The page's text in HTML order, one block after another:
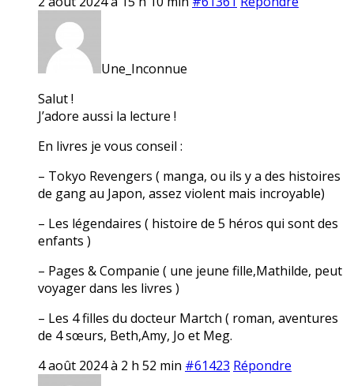
Une_Inconnue
Salut !
J’adore aussi la lecture !
En livres je vous conseil :
– Tokyo Revengers ( manga, ou ils y a des histoires
de gang au Japon, assez violent mais incroyable)
– Les légendaires ( histoire de 5 héros qui sont des
enfants )
– Pages & Companie ( une jeune fille,Mathilde, peut
voyager dans les livres )
– Les 4 filles du docteur Martch ( roman, aventures
de 4 sœurs, Beth,Amy, Jo et Meg.
4 août 2024 à 2 h 52 min #61423 Répondre